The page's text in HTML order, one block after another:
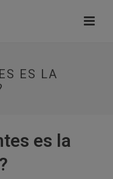
ES LA
es la